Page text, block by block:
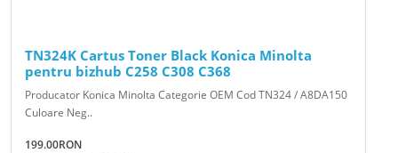
TN324K Cartus Toner Black Konica Minolta
pentru bizhub C258 C308 C368
Producator Konica Minolta Categorie OEM Cod TN324 / A8DA150
Culoare Neg..
199.00RON